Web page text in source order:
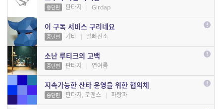
중단편 판타지 | Girdap
이 구독 서비스 구리네요
중단편 기타 | 얼빠진소
소난 루티크의 고백
중단편 판타지 | 연여름
지속가능한 산타 운영을 위한 협의체
중단편 판타지, 로맨스 | 파랑파